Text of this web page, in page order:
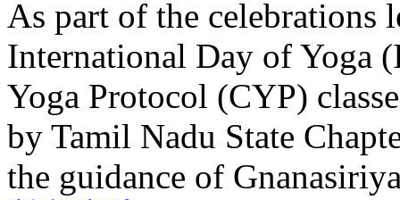
As part of the celebrations
International Day of Yoga
Yoga Protocol (CYP)
by Tamil Nadu State
the guidance of